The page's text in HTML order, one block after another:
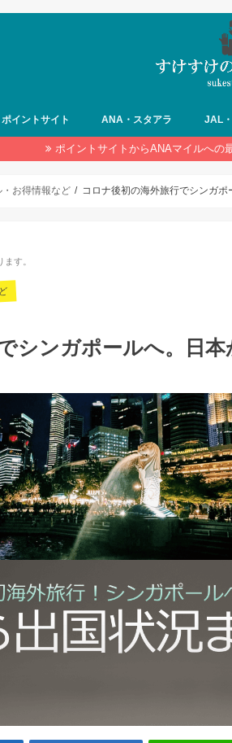
ポイントサイト ANA・スタアラ JAL
ポイントサイトからANAマイルへの
お得情報など コロナ後初の海外旅行でシンガポ
す。
シンガポールへ。日